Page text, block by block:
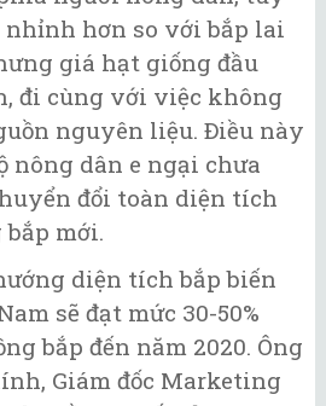
nhỉnh hơn so với bắp lai
giá hạt giống đầu
đi cùng với việc không
nguyên liệu. Ðiều này
nông dân e ngại chưa
đổi toàn diện tích
mới.
diện tích bắp biến
sẽ đạt mức 30-50%
bắp đến năm 2020. Ông
Giám đốc Marketing